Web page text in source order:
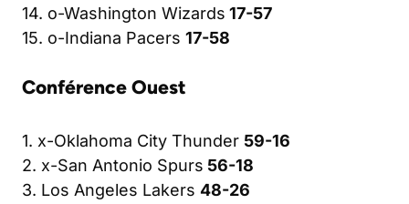
14. o-Washington Wizards 17-57
15. o-Indiana Pacers 17-58
Conférence Ouest
1. x-Oklahoma City Thunder 59-16
2. x-San Antonio Spurs 56-18
3. Los Angeles Lakers 48-26